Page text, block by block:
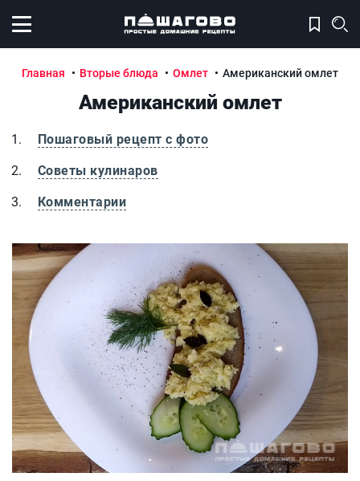
Открыть меню
Главная Вторые блюда Омлет Американский омлет
Американский омлет
Пошаговый рецепт с фото
Советы кулинаров
Комментарии
Американский омлет